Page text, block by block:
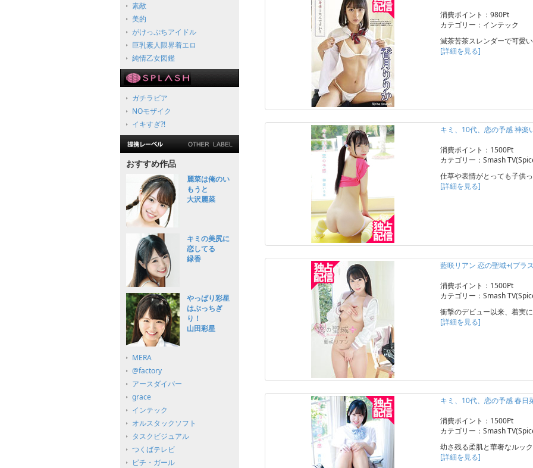
素敵
美的
がけっぷちアイドル
巨乳素人限界着エロ
純情乙女図鑑
ガチラビア
NOモザイク
イキすぎ?!
おすすめ作品
麗菜は俺のい
もうと
大沢麗菜
キミの美尻に
恋してる
緑香
やっぱり彩星
はぶっちぎ
り！
山田彩星
MERA
@factory
アースダイバー
grace
インテック
オルスタックソフト
タスクビジュアル
つくばテレビ
ピチ・ガール
消費ポイント：980Pt
カテゴリー：インテック
滅茶苦茶スレンダーで可愛
[詳細を見る]
キミ、10代、恋の予感 神楽
消費ポイント：1500Pt
カテゴリー：Smash
仕草や表情がとっても子供
[詳細を見る]
藍咲リアン 恋の聖域+(プラ
消費ポイント：1500Pt
カテゴリー：Smash
衝撃のデビュー以来、着実
[詳細を見る]
キミ、10代、恋の予感 春日
消費ポイント：1500Pt
カテゴリー：Smash
幼さ残る柔肌と華奢なルッ
[詳細を見る]